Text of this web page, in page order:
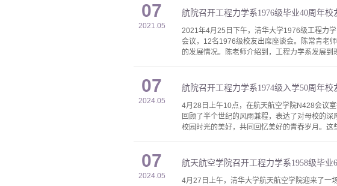
07
2021.05
航院召开工程力学系1976级毕业40周年校
2021年4月25日下午，清华大学1976级工程力
会议，12名1976级校友出席座谈会。陈常青老
的发展情况。陈老师介绍到，工程力学系发展
07
2024.05
航院召开工程力学系1974级入学50周年校
4月28日上午10点，在航天航空学院N428会议
回顾了半个世纪的风雨兼程，表达了对母校的
校园时光的美好，共同回忆美好的青春岁月。
07
2024.05
航天航空学院召开工程力学系1958级毕业
4月27日上午，清华大学航天航空学院迎来了一